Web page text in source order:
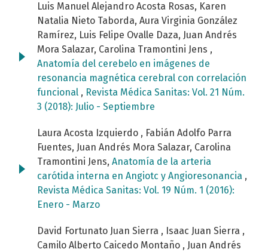
Luis Manuel Alejandro Acosta Rosas, Karen
Natalia Nieto Taborda, Aura Virginia González
Ramírez, Luis Felipe Ovalle Daza, Juan Andrés
Mora Salazar, Carolina Tramontini Jens ,
Anatomía del cerebelo en imágenes de
resonancia magnética cerebral con correlación
funcional , Revista Médica Sanitas: Vol. 21 Núm.
3 (2018): Julio - Septiembre
Laura Acosta Izquierdo , Fabián Adolfo Parra
Fuentes, Juan Andrés Mora Salazar, Carolina
Tramontini Jens, Anatomía de la arteria
carótida interna en Angiotc y Angioresonancia ,
Revista Médica Sanitas: Vol. 19 Núm. 1 (2016):
Enero - Marzo
David Fortunato Juan Sierra , Isaac Juan Sierra ,
Camilo Alberto Caicedo Montaño , Juan Andrés